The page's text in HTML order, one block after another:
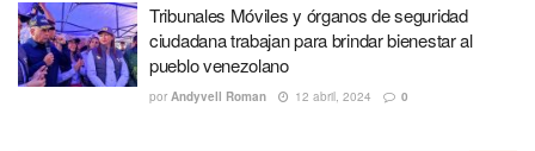
Tribunales Móviles y órganos de seguridad
ciudadana trabajan para brindar bienestar al
pueblo venezolano
por Andyvell Roman 12 abril, 2024 0